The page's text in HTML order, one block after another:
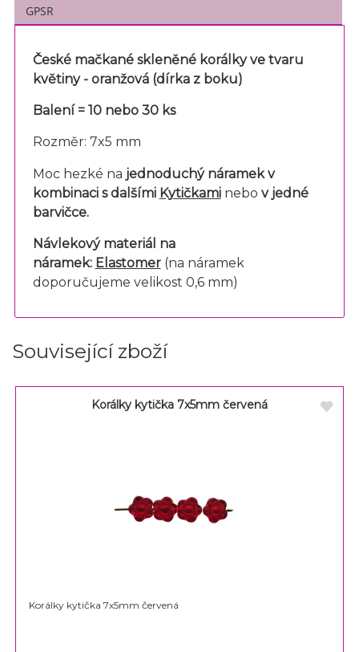
GPSR
České mačkané skleněné korálky ve tvaru
květiny -oranžová (dírka z boku)
Balení = 10 nebo 30 ks
Rozměr: 7x5 mm
Moc hezké na jednoduchý náramek v
kombinaci s dalšími Kytičkami nebo v jedné
barvičce.
Návlekový materiál na
náramek: Elastomer (na náramek
doporučujeme velikost 0,6 mm)
Související zboží
Korálky kytička 7x5mm červená
Korálky kytička 7x5mm červená